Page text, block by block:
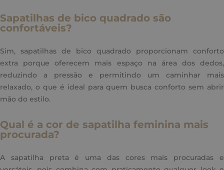
Sapatilhas de bico quadrado são
confortáveis?
Sim, sapatilhas de bico quadrado proporcionam conforto
extra porque oferecem mais espaço na área dos dedos,
reduzindo a pressão e permitindo um caminhar mais
relaxado, o que é ideal para quem busca conforto sem abrir
mão do estilo.
Qual é a cor de sapatilha feminina mais
procurada?
A sapatilha preta é uma das cores mais procuradas e